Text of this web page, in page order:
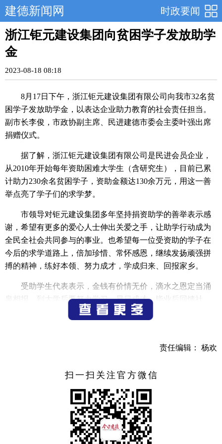
时政要闻
建德新闻网
浙江钜元建设集团向贫困学子发放助学
金
2023-08-18 08:18
8月17日下午，浙江钜元建设集团有限公司向我市32名贫
困学子发放助学金，以表达企业助力教育的社会责任担当。
副市长李俊，市政协副主席、民进建德市委会主委叶强出席
捐赠仪式。
据了解，浙江钜元建设集团有限公司是民进会员企业，
从2010年开始每年资助困难大学生（含研究生），目前已累
计助力230余名贫困学子，资助金额达130余万元，用这一善
举点亮了学子们的求学梦。
市领导对钜元建设集团多年坚持捐资助学的善举表示感
谢，希望有更多的爱心人士伸出关爱之手，让助学行动成为
全民全社会共同参与的事业。也希望每一位受资助的学子在
今后的求学道路上，倍加珍惜、常怀感恩，继续发扬顽强拼
搏的精神，练好本领、努力成才，学成归来、回报家乡。
受助学生代表表示，金钱有价情无价，滴水之恩定当涌
泉相报，到大学后要努力学习，早日成才，毕业后回馈社
责任编辑： 杨欢
扫一扫关注官方微信